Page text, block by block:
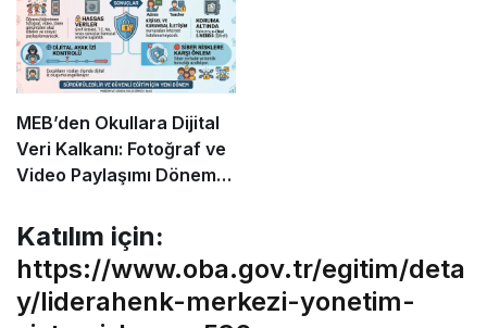
MEB’den Okullara Dijital
Veri Kalkanı: Fotoğraf ve
Video Paylaşımı Dönemi
Katılım için:
https://www.oba.gov.tr/egitim/deta
y/liderahenk-merkezi-yonetim-